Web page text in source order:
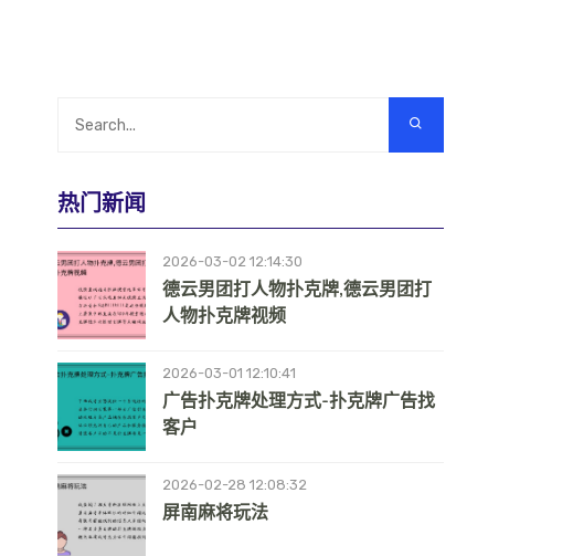
热门新闻
2026-03-02 12:14:30
德云男团打人物扑克牌,德云男团打
人物扑克牌视频
2026-03-01 12:10:41
广告扑克牌处理方式-扑克牌广告找
客户
2026-02-28 12:08:32
屏南麻将玩法